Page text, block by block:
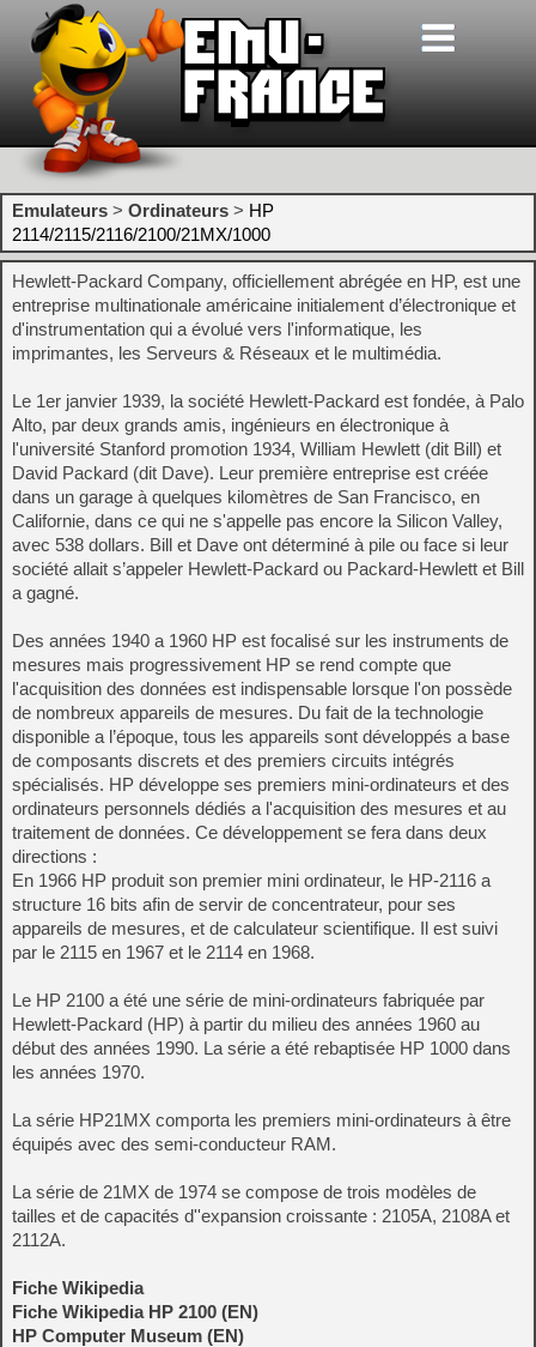
Emulateurs > Ordinateurs > HP
2114/2115/2116/2100/21MX/1000
Hewlett-Packard Company, officiellement abrégée en HP, est une
entreprise multinationale américaine initialement d’électronique et
d'instrumentation qui a évolué vers l'informatique, les
imprimantes, les Serveurs & Réseaux et le multimédia.
Le 1er janvier 1939, la société Hewlett-Packard est fondée, à Palo
Alto, par deux grands amis, ingénieurs en électronique à
l'université Stanford promotion 1934, William Hewlett (dit Bill) et
David Packard (dit Dave). Leur première entreprise est créée
dans un garage à quelques kilomètres de San Francisco, en
Californie, dans ce qui ne s'appelle pas encore la Silicon Valley,
avec 538 dollars. Bill et Dave ont déterminé à pile ou face si leur
société allait s’appeler Hewlett-Packard ou Packard-Hewlett et Bill
a gagné.
Des années 1940 a 1960 HP est focalisé sur les instruments de
mesures mais progressivement HP se rend compte que
l'acquisition des données est indispensable lorsque l'on possède
de nombreux appareils de mesures. Du fait de la technologie
disponible a l’époque, tous les appareils sont développés a base
de composants discrets et des premiers circuits intégrés
spécialisés. HP développe ses premiers mini-ordinateurs et des
ordinateurs personnels dédiés a l'acquisition des mesures et au
traitement de données. Ce développement se fera dans deux
directions :
En 1966 HP produit son premier mini ordinateur, le HP-2116 a
structure 16 bits afin de servir de concentrateur, pour ses
appareils de mesures, et de calculateur scientifique. Il est suivi
par le 2115 en 1967 et le 2114 en 1968.
Le HP 2100 a été une série de mini-ordinateurs fabriquée par
Hewlett-Packard (HP) à partir du milieu des années 1960 au
début des années 1990. La série a été rebaptisée HP 1000 dans
les années 1970.
La série HP21MX comporta les premiers mini-ordinateurs à être
équipés avec des semi-conducteur RAM.
La série de 21MX de 1974 se compose de trois modèles de
tailles et de capacités d''expansion croissante : 2105A, 2108A et
2112A.
Fiche Wikipedia
Fiche Wikipedia HP 2100 (EN)
HP Computer Museum (EN)